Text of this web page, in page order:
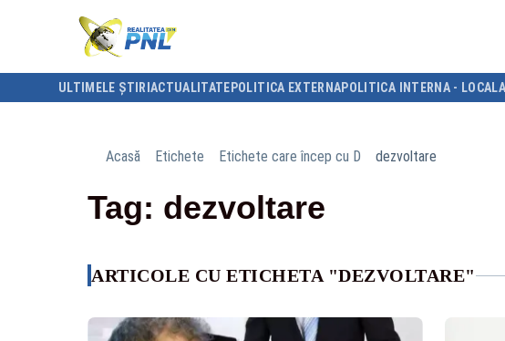
ULTIMELE ȘTIRI ACTUALITATE POLITICA EXTERNAPOLITICA INTERNA - LOCALA
Acasă Etichete Etichete care încep cu D dezvoltare
Tag: dezvoltare
ARTICOLE CU ETICHETA "DEZVOLTARE"